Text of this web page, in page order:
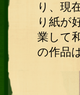
り、現
り紙が
業して
の作品